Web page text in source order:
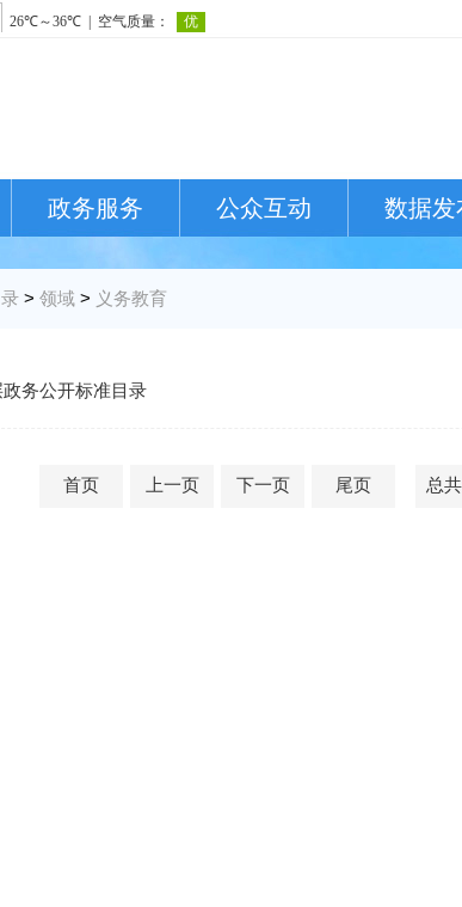
政务服务 公众互动 数据发
> 领域 > 义务教育
务公开标准目录
首页 上一页 下一页 尾页 总